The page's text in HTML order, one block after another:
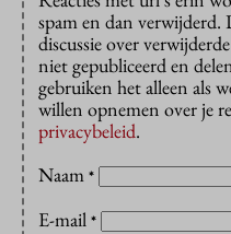
spam en dan verwijderd.
discussie over
niet gepubliceerd en
gebruiken het alleen als
willen opnemen over je
privacybeleid.
Naam *
E-mail *